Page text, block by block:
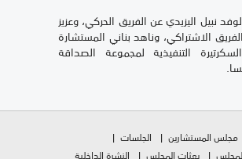
نبيل اليزيدي عن الفريق الحركي، وعزيز
الاشتراكي، وناهد بناني المستشارة
التنفيذية لمجموعة الصداقة
مجلس المستشارين
الجلسات
بعثات المجلس النشرة الداخلية